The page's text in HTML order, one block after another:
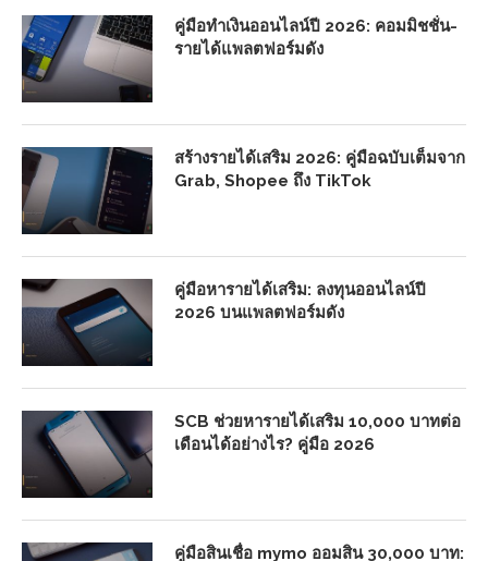
คู่มือทำเงินออนไลน์ปี 2026: คอมมิชชั่น-
รายได้แพลตฟอร์มดัง
สร้างรายได้เสริม 2026: คู่มือฉบับเต็มจาก
Grab, Shopee ถึง TikTok
คู่มือหารายได้เสริม: ลงทุนออนไลน์ปี
2026 บนแพลตฟอร์มดัง
SCB ช่วยหารายได้เสริม 10,000 บาทต่อ
เดือนได้อย่างไร? คู่มือ 2026
คู่มือสินเชื่อ mymo ออมสิน 30,000 บาท: